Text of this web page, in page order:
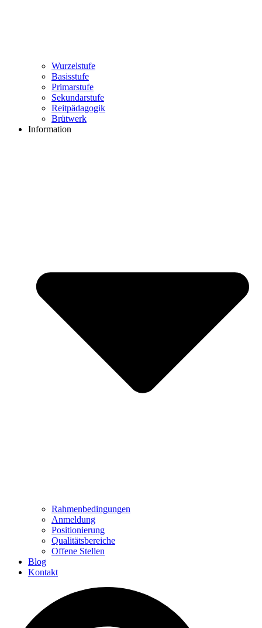
Wurzelstufe
Basisstufe
Primarstufe
Sekundarstufe
Reitpädagogik
Brütwerk
Information
Rahmenbedingungen
Anmeldung
Positionierung
Qualitätsbereiche
Offene Stellen
Blog
Kontakt